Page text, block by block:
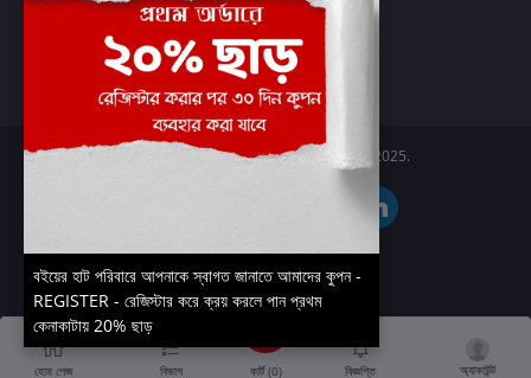
অর্ডার ইতিহাস
আমার ইচ্ছাগুলি
অর্ডার ট্র্যাকিং
Boier Haat™ | © All rights reserved 2025.
হোম পেজ বিভাগ কার্ট (0) বিজ্ঞপ্তি অ্যাকাউন্ট
বইয়ের হাট পরিবারে আপনাকে স্বাগত জানাতে আমাদের কুপন -
REGISTER - রেজিস্টার করে ক্রয় করলে পান প্রথম
কেনাকাটায় 20% ছাড়